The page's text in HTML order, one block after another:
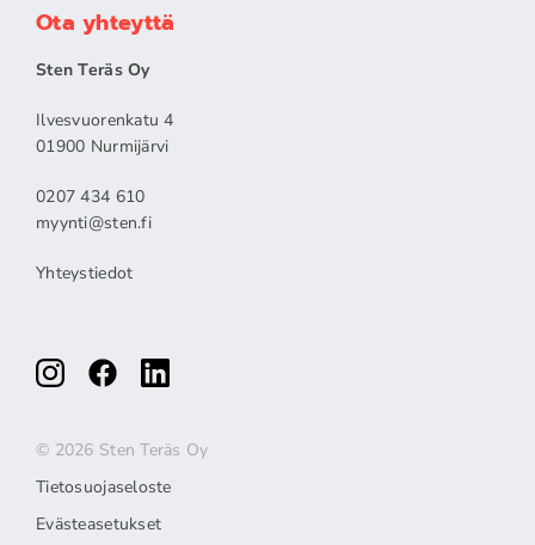
Ota yhteyttä
Sten Teräs Oy
Ilvesvuorenkatu 4
01900 Nurmijärvi
0207 434 610
myynti@sten.fi
Yhteystiedot
© 2026 Sten Teräs Oy
Tietosuojaseloste
Evästeasetukset